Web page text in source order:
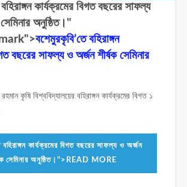
কার্যক্রমের বিগত বছরের সাফল্য
অনুষ্ঠিত।"
বশেমুরকৃবি’তে বহিরাঙ্গন
বছরের সাফল্য ও অর্জন শীর্ষক সেমিনার
কৃষি বিশ্ববিদ্যালয়ের বহিরাঙ্গন কার্যক্রমের বিগত ১
বহিরাঙ্গন কার্যক্রমের বিগত বছরের সাফল্য ও অর্জন
সেমিনার অনুষ্ঠিত।">READ MORE